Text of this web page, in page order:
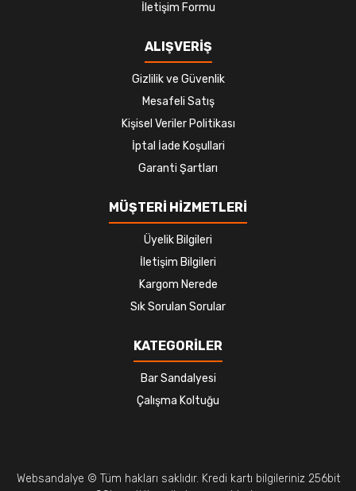
İletişim Formu
ALIŞVERİŞ
Gizlilik ve Güvenlik
Mesafeli Satış
Kişisel Veriler Politikası
İptal İade Koşullari
Garanti Şartları
MÜŞTERİ HİZMETLERİ
Üyelik Bilgileri
İletişim Bilgileri
Kargom Nerede
Sık Sorulan Sorular
KATEGORİLER
Bar Sandalyesi
Çalışma Koltuğu
Websandalye © Tüm hakları saklıdır. Kredi kartı bilgileriniz 256bit